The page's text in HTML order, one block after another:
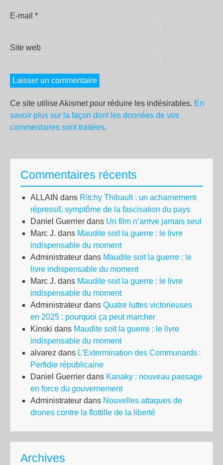
E-mail *
Site web
Ce site utilise Akismet pour réduire les indésirables. En
savoir plus sur la façon dont les données de vos
commentaires sont traitées.
Commentaires récents
ALLAIN dans Ritchy Thibault : un acharnement
répressif, symptôme de la fascisation du pays
Daniel Guerrier dans Un film n’arrive jamais seul
Marc J. dans Maudite soit la guerre : le livre
indispensable du moment
Administrateur dans Maudite soit la guerre : le
livre indispensable du moment
Marc J. dans Maudite soit la guerre : le livre
indispensable du moment
Administrateur dans Quatre luttes victorieuses
en 2025 : pourquoi ça peut marcher
Kinski dans Maudite soit la guerre : le livre
indispensable du moment
alvarez dans L’Extermination des Communards :
Perfidie républicaine
Daniel Guerrier dans Kanaky : nouveau passage
en force du gouvernement
Administrateur dans Nouvelles attaques de
drones contre la flottille de la liberté
Archives